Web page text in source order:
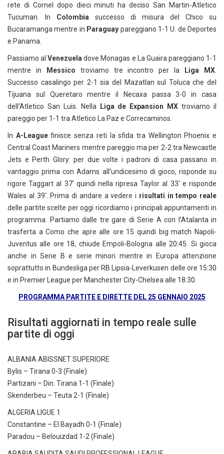
rete di Cornel dopo dieci minuti ha deciso San Martin-Atletico
Tucuman. In Colombia successo di misura del Chico su
Bucaramanga mentre in Paraguay pareggiano 1-1 U. de Deportes
e Panama.
Passiamo alVenezueladove Monagas e La Guaira pareggiano 1-1
mentre in
Messico troviamo tre incontro per la Liga MX.
Successo casalingo per 2-1 sia del Mazatlan sul Toluca che del
Tijuana sul Queretaro mentre il Necaxa passa 3-0 in casa
dell’Atletico San Luis. Nella
Liga de Expansion MXtroviamo il
pareggio per 1-1 tra Atletico La Paz e Correcaminos.
In A-Leaguefinisce senza reti la sfida tra Wellington Phoenix e
Central Coast Mariners mentre pareggio ma per 2-2 tra Newcastle
Jets e Perth Glory: per due volte i padroni di casa passano in
vantaggio prima con Adams all’undicesimo di gioco, risponde su
rigore Taggart al 37′ quindi nella ripresa Taylor al 33′ e risponde
Wales al 39′. Prima di andare a vedere i risultati in tempo reale
delle partite scelte per oggi ricordiamo i principali appuntamenti in
programma. Partiamo dalle tre gare di Serie A con l’Atalanta in
trasferta a Como che apre alle ore 15 quindi big match Napoli-
Juventus alle ore 18, chiude Empoli-Bologna alle 20:45. Si gioca
anche in Serie B e serie minori mentre in Europa attenzione
soprattutto in Bundesliga per RB Lipsia-Leverkusen delle ore 15:30
e in Premier League per Manchester City-Chelsea alle 18:30.
PROGRAMMA PARTITE E DIRETTE DEL 25 GENNAIO 2025
Risultati aggiornati in tempo reale sulle
partite di oggi
ALBANIA ABISSNET SUPERIORE
Bylis – Tirana 0-3 (Finale)
Partizani – Din. Tirana 1-1 (Finale)
Skenderbeu – Teuta 2-1 (Finale)
ALGERIA LIGUE 1
Constantine – El Bayadh 0-1 (Finale)
Paradou – Belouizdad 1-2 (Finale)